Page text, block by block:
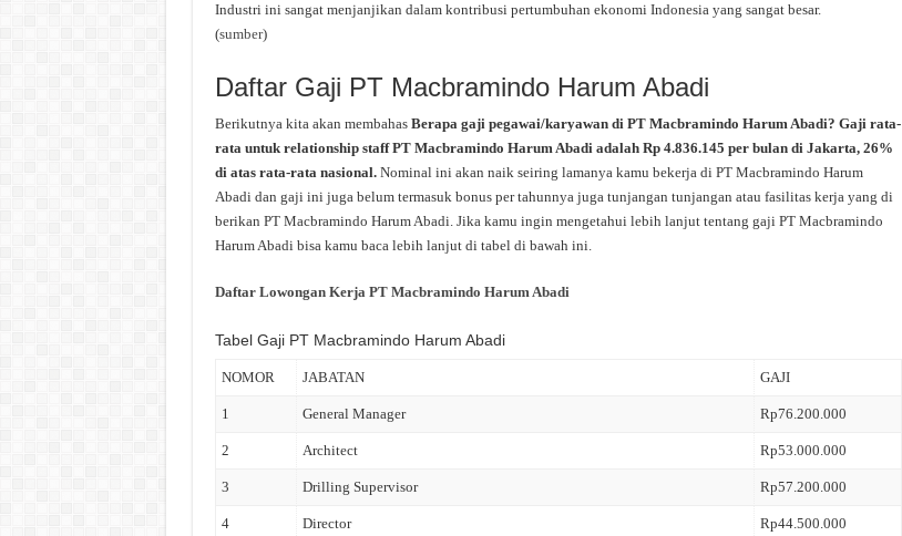
Industri ini sangat menjanjikan dalam kontribusi pertumbuhan ekonomi Indonesia yang sangat besar.
(sumber)
Daftar Gaji PT Macbramindo Harum Abadi
Berikutnya kita akan membahas Berapa gaji pegawai/karyawan di PT Macbramindo Harum Abadi? Gaji rata-
rata untuk relationship staff PT Macbramindo Harum Abadi adalah Rp 4.836.145 per bulan di Jakarta, 26%
di atas rata-rata nasional. Nominal ini akan naik seiring lamanya kamu bekerja di PT Macbramindo Harum
Abadi dan gaji ini juga belum termasuk bonus per tahunnya juga tunjangan tunjangan atau fasilitas kerja yang di
berikan PT Macbramindo Harum Abadi. Jika kamu ingin mengetahui lebih lanjut tentang gaji PT Macbramindo
Harum Abadi bisa kamu baca lebih lanjut di tabel di bawah ini.
Daftar Lowongan Kerja PT Macbramindo Harum Abadi
Tabel Gaji PT Macbramindo Harum Abadi
NOMOR JABATAN GAJI
1 General Manager Rp76.200.000
2 Architect Rp53.000.000
3 Drilling Supervisor Rp57.200.000
4 Director Rp44.500.000